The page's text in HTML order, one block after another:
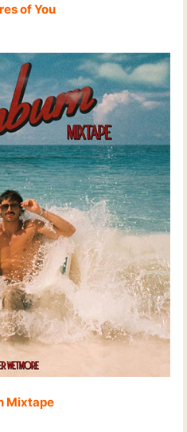
of You
Mixtape